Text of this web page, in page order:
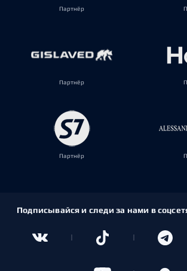
Партнёр
Партнёр
Партнёр
Подписывайся и следи за нами в